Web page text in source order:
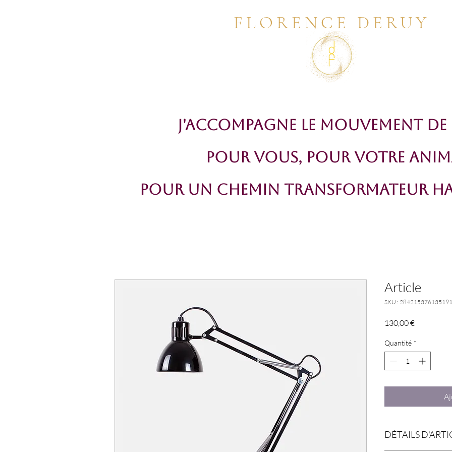
FLORENCE DERUY
J'Accompagne le mouvement de
POUR Vous, POUR votre
Pour un Chemin transformateur
Article
SKU : 284215376135191
130,00 €Prix
Quantité *
DÉTAILS